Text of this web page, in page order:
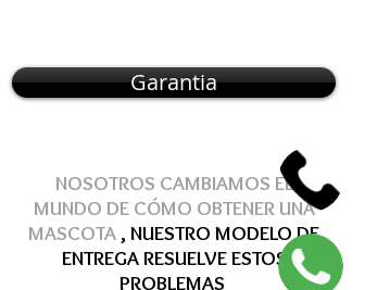
Garantia
NOSOTROS CAMBIAMOS EL
MUNDO DE CÓMO OBTENERUNA
MASCOTA , NUESTRO MODELO DE
ENTREGARESUELVEESTOS
PROBLEMAS